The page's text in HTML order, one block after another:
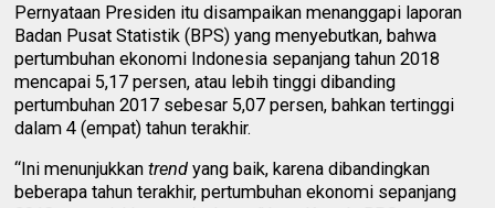
Pernyataan Presiden itu disampaikan menanggapi laporan
Badan Pusat Statistik (BPS) yang menyebutkan, bahwa
pertumbuhan ekonomi Indonesia sepanjang tahun 2018
mencapai 5,17 persen, atau lebih tinggi dibanding
pertumbuhan 2017 sebesar 5,07 persen, bahkan tertinggi
dalam 4 (empat) tahun terakhir.
“Ini menunjukkantrend yang baik, karena dibandingkan
beberapa tahun terakhir, pertumbuhan ekonomi sepanjang